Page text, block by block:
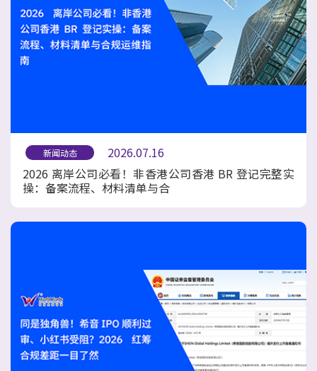
新闻动态
2026.07.16
2026 离岸公司必看！非香港公司香港 BR 登记完整实
操：备案流程、材料清单与合